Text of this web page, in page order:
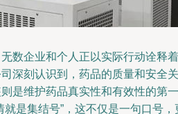
数企业和个人正以实际行动诠释着
深刻认识到，药品的质量和安全关
是维护药品真实性和有效性的第一
是集结号”，这不仅是一句口号，